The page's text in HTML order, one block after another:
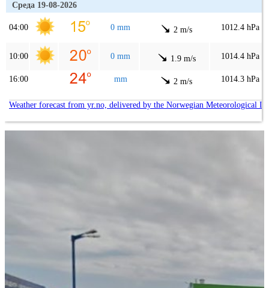
Среда 19-08-2026
04:00 0 mm 2 m/s 1012.4 hPa
10:00 0 mm 1.9 m/s 1014.4 hPa
16:00 mm 2 m/s 1014.3 hPa
Weather forecast from yr.no, delivered by the Norwegian Meteorological